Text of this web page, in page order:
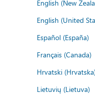
English (New
English (United
Español (España)
Français (Canada)
Hrvatski
Lietuvių (Lietuva)